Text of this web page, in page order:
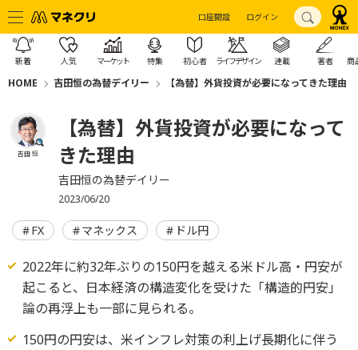
口座開設 ログイン
新着 人気 マーケット 特集 初心者 ライフデザイン 連載 著者 商
HOME 吉田恒の為替デイリー 【為替】外貨投資が必要になってきた理由
吉田 恒
【為替】外貨投資が必要になって
きた理由
吉田恒の為替デイリー
2023/06/20
FX マネックス ドル円
2022年に約32年ぶりの150円を越える米ドル高・円安が
起こると、日本経済の構造変化を受けた「構造的円安」
論の再浮上も一部に見られる。
150円の円安は、米インフレ対策の利上げ長期化に伴う